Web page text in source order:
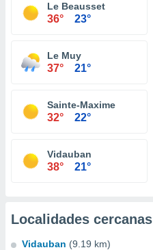
Le Beausset
36° 23°
Le Muy
37° 21°
Sainte-Maxime
32° 22°
Vidauban
38° 21°
Localidades cercanas
Vidauban (9.19 km)